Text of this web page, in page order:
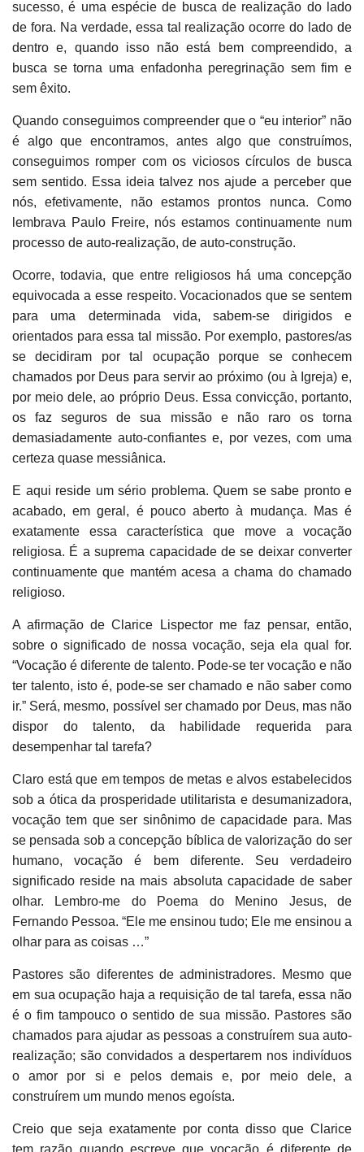
sucesso, é uma espécie de busca de realização do lado
de fora. Na verdade, essa tal realização ocorre do lado de
dentro e, quando isso não está bem compreendido, a
busca se torna uma enfadonha peregrinação sem fim e
sem êxito.
Quando conseguimos compreender que o “eu interior” não
é algo que encontramos, antes algo que construímos,
conseguimos romper com os viciosos círculos de busca
sem sentido. Essa ideia talvez nos ajude a perceber que
nós, efetivamente, não estamos prontos nunca. Como
lembrava Paulo Freire, nós estamos continuamente num
processo de auto-realização, de auto-construção.
Ocorre, todavia, que entre religiosos há uma concepção
equivocada a esse respeito. Vocacionados que se sentem
para uma determinada vida, sabem-se dirigidos e
orientados para essa tal missão. Por exemplo, pastores/as
se decidiram por tal ocupação porque se conhecem
chamados por Deus para servir ao próximo (ou à Igreja) e,
por meio dele, ao próprio Deus. Essa convicção, portanto,
os faz seguros de sua missão e não raro os torna
demasiadamente auto-confiantes e, por vezes, com uma
certeza quase messiânica.
E aqui reside um sério problema. Quem se sabe pronto e
acabado, em geral, é pouco aberto à mudança. Mas é
exatamente essa característica que move a vocação
religiosa. É a suprema capacidade de se deixar converter
continuamente que mantém acesa a chama do chamado
religioso.
A afirmação de Clarice Lispector me faz pensar, então,
sobre o significado de nossa vocação, seja ela qual for.
“Vocação é diferente de talento. Pode-se ter vocação e não
ter talento, isto é, pode-se ser chamado e não saber como
ir.” Será, mesmo, possível ser chamado por Deus, mas não
dispor do talento, da habilidade requerida para
desempenhar tal tarefa?
Claro está que em tempos de metas e alvos estabelecidos
sob a ótica da prosperidade utilitarista e desumanizadora,
vocação tem que ser sinônimo de capacidade para. Mas
se pensada sob a concepção bíblica de valorização do ser
humano, vocação é bem diferente. Seu verdadeiro
significado reside na mais absoluta capacidade de saber
olhar. Lembro-me do Poema do Menino Jesus, de
Fernando Pessoa. “Ele me ensinou tudo; Ele me ensinou a
olhar para as coisas …”
Pastores são diferentes de administradores. Mesmo que
em sua ocupação haja a requisição de tal tarefa, essa não
é o fim tampouco o sentido de sua missão. Pastores são
chamados para ajudar as pessoas a construírem sua auto-
realização; são convidados a despertarem nos indivíduos
o amor por si e pelos demais e, por meio dele, a
construírem um mundo menos egoísta.
Creio que seja exatamente por conta disso que Clarice
tem razão quando escreve que vocação é diferente de